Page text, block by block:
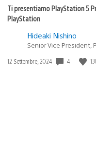
Ti presentiamo PlayStation 5
PlayStation
Hideaki Nishino
Senior Vice President,
Data
12 Settembre, 2024 4